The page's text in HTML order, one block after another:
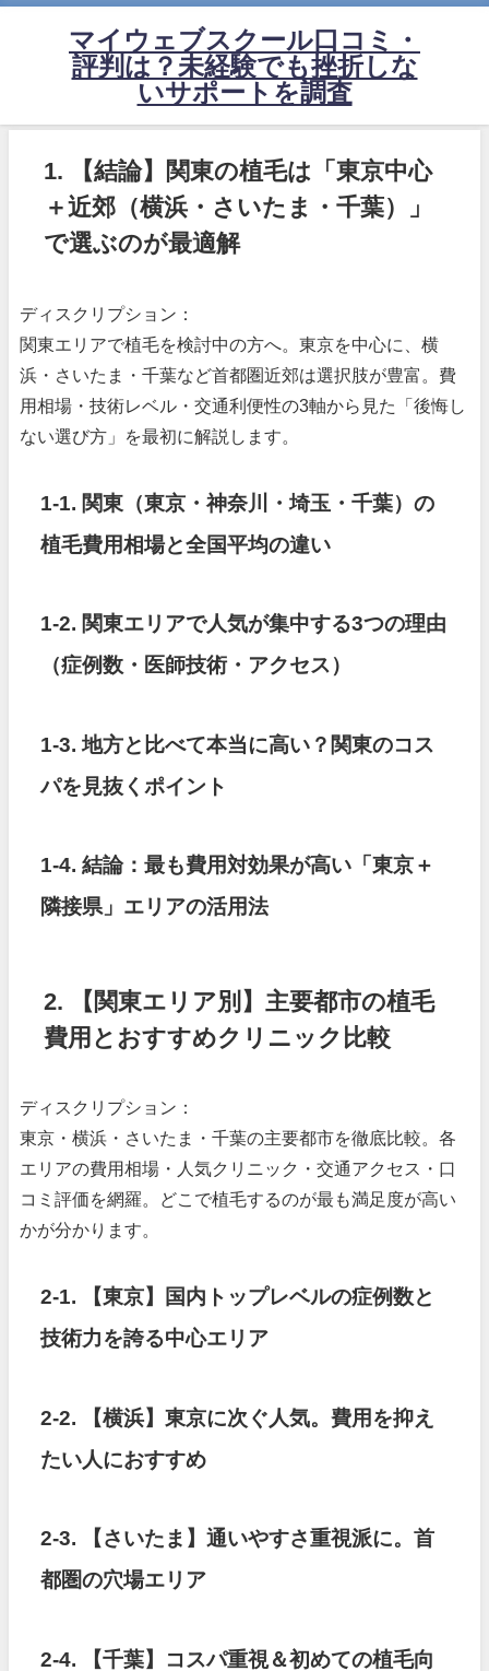
マイウェブスクール口コミ・
評判は？未経験でも挫折しな
いサポートを調査
1. 【結論】関東の植毛は「東京中心
＋近郊（横浜・さいたま・千葉）」
で選ぶのが最適解
ディスクリプション：
関東エリアで植毛を検討中の方へ。東京を中心に、横
浜・さいたま・千葉など首都圏近郊は選択肢が豊富。費
用相場・技術レベル・交通利便性の3軸から見た「後悔し
ない選び方」を最初に解説します。
1-1. 関東（東京・神奈川・埼玉・千葉）の
植毛費用相場と全国平均の違い
1-2. 関東エリアで人気が集中する3つの理由
（症例数・医師技術・アクセス）
1-3. 地方と比べて本当に高い？関東のコス
パを見抜くポイント
1-4. 結論：最も費用対効果が高い「東京＋
隣接県」エリアの活用法
2. 【関東エリア別】主要都市の植毛
費用とおすすめクリニック比較
ディスクリプション：
東京・横浜・さいたま・千葉の主要都市を徹底比較。各
エリアの費用相場・人気クリニック・交通アクセス・口
コミ評価を網羅。どこで植毛するのが最も満足度が高い
かが分かります。
2-1. 【東京】国内トップレベルの症例数と
技術力を誇る中心エリア
2-2. 【横浜】東京に次ぐ人気。費用を抑え
たい人におすすめ
2-3. 【さいたま】通いやすさ重視派に。首
都圏の穴場エリア
2-4. 【千葉】コスパ重視＆初めての植毛向